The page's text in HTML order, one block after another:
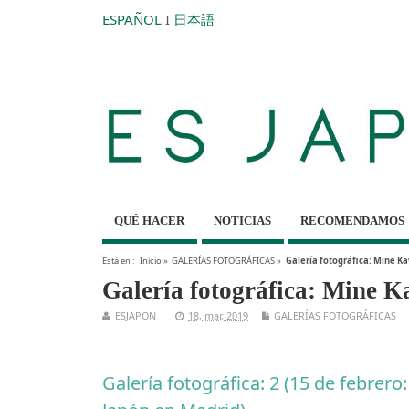
ESPAÑOL I 日本語
QUÉ HACER NOTICIAS RECOMENDAMOS
Está en : Inicio» GALERÍAS FOTOGRÁFICAS» Galería fotográfica: Mine
Galería fotográfica: Mine
ESJAPON 18, mar, 2019 GALERÍAS FOTOGRÁFICAS
Galería fotográfica: 2 (15 de